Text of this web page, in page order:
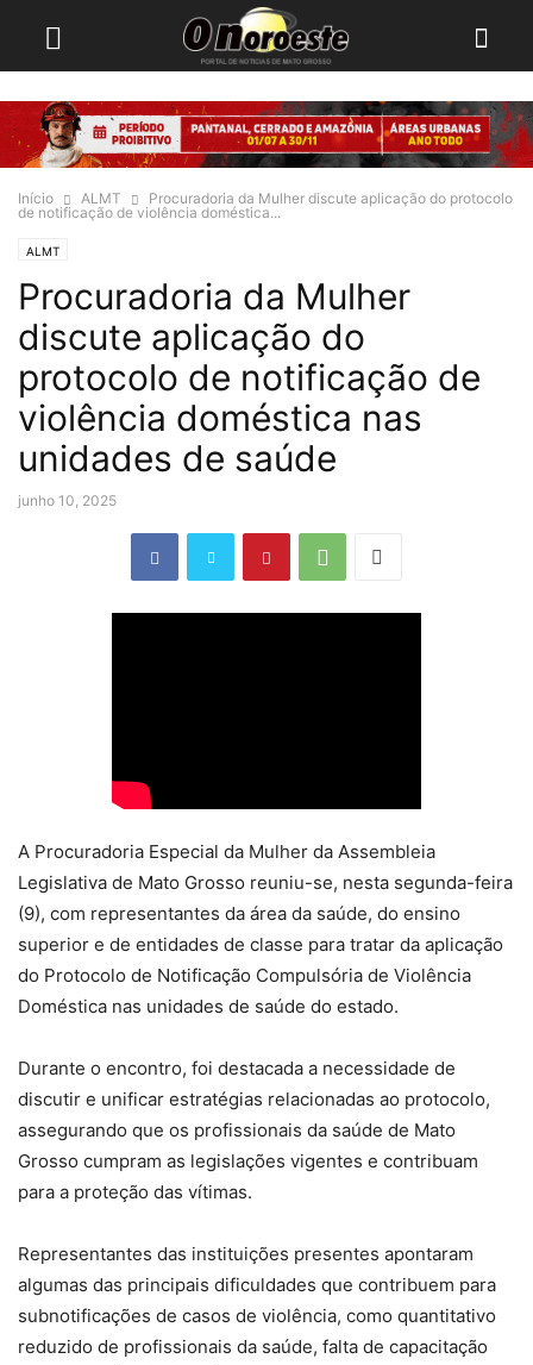
Início ALMT
Procuradoria da Mulher discute aplicação do protocolo
de notificação de violência doméstica...
ALMT
Procuradoria da Mulher
discute aplicação do
protocolo de notificação de
violência doméstica nas
unidades de saúde
junho 10, 2025
A Procuradoria Especial da Mulher da Assembleia
Legislativa de Mato Grosso reuniu-se, nesta segunda-feira
(9), com representantes da área da saúde, do ensino
superior e de entidades de classe para tratar da aplicação
do Protocolo de Notificação Compulsória de Violência
Doméstica nas unidades de saúde do estado.
Durante o encontro, foi destacada a necessidade de
discutir e unificar estratégias relacionadas ao protocolo,
assegurando que os profissionais da saúde de Mato
Grosso cumpram as legislações vigentes e contribuam
para a proteção das vítimas.
Representantes das instituições presentes apontaram
algumas das principais dificuldades que contribuem para
subnotificações de casos de violência, como quantitativo
reduzido de profissionais da saúde, falta de capacitação